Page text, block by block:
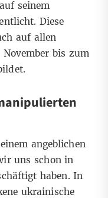
seinem
Diese
auf allen
bis zum
.
angeblichen
uns schon in
haben. In
ukrainische